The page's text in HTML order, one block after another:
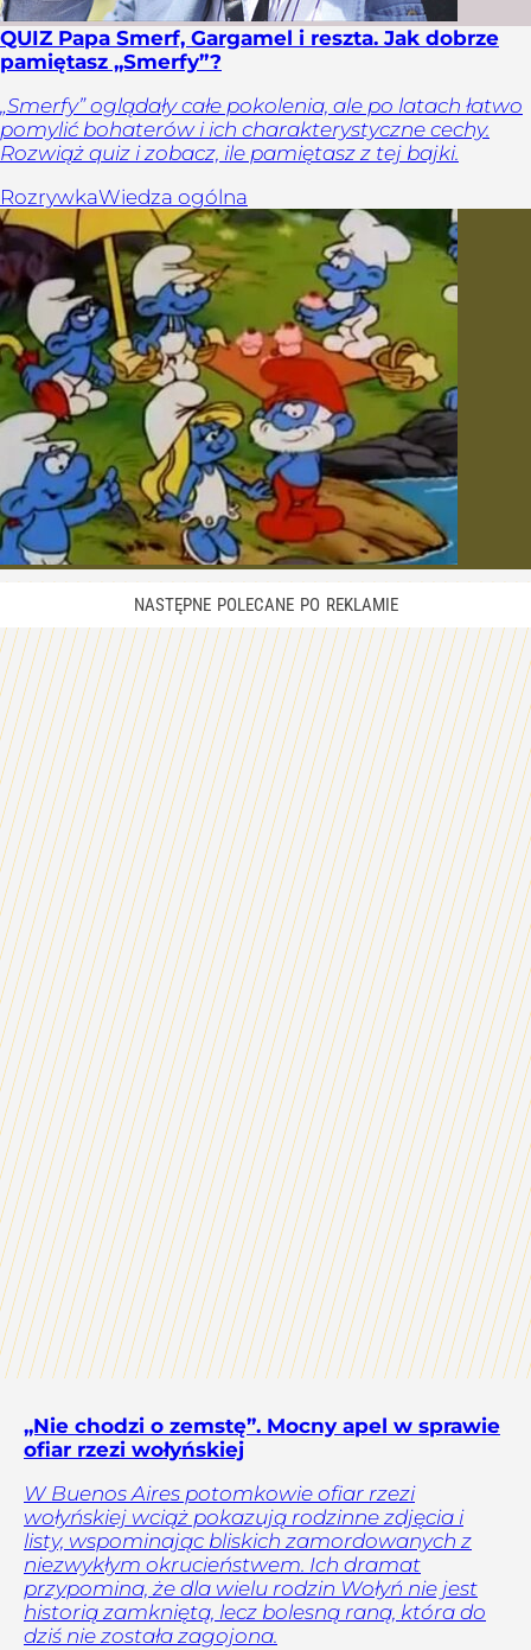
QUIZ Papa Smerf, Gargamel i reszta. Jak dobrze
pamiętasz „Smerfy”?
„Smerfy” oglądały całe pokolenia, ale po latach łatwo
pomylić bohaterów i ich charakterystyczne cechy.
Rozwiąż quiz i zobacz, ile pamiętasz z tej bajki.
RozrywkaWiedza ogólna
„Nie chodzi o zemstę”. Mocny apel w sprawie
ofiar rzezi wołyńskiej
W Buenos Aires potomkowie ofiar rzezi
wołyńskiej wciąż pokazują rodzinne zdjęcia i
listy, wspominając bliskich zamordowanych z
niezwykłym okrucieństwem. Ich dramat
przypomina, że dla wielu rodzin Wołyń nie jest
historią zamkniętą, lecz bolesną raną, która do
dziś nie została zagojona.